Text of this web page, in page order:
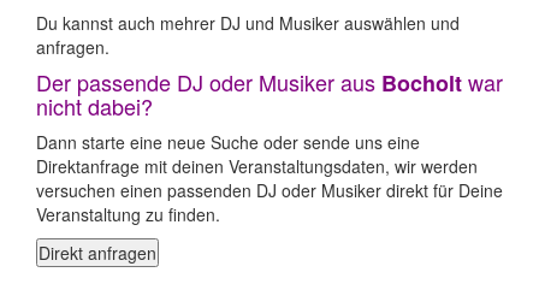
Du kannst auch mehrer DJ und Musiker auswählen und
anfragen.
Der passende DJ oder Musiker aus Bocholtwar
nicht dabei?
Dann starte eine neue Suche oder sende uns eine
Direktanfrage mit deinen Veranstaltungsdaten, wir werden
versuchen einen passenden DJ oder Musiker direkt für Deine
Veranstaltung zu finden.
Direkt anfragen